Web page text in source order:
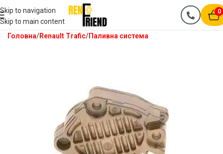
Skip to navigation
Skip to main content
0
Головна Renault Trafic Паливна система